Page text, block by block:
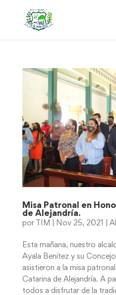
Misa Patronal en
de Alejandría.
por TIM Nov 25, 2021
Esta mañana, nuestro
Ayala Benítez y su
asistieron a la misa
Catarina de Alejandría. A
todos a disfrutar de la